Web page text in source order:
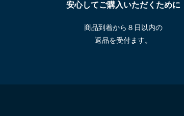
安心してご購入いただくために
商品到着から８日以内の
返品を受付ます。